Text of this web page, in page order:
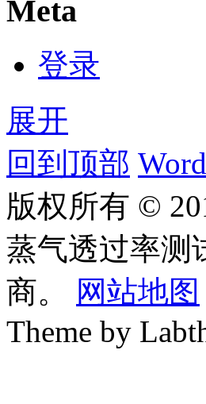
Meta
登录
展开
回到顶部
版权所有 ©
蒸气透过率测
商。
网站地图
Theme by